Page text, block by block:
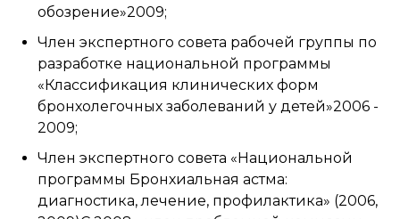
обозрение»2009;
Член экспертного совета рабочей группы по
разработке национальной программы
«Классификация клинических форм
бронхолегочных заболеваний у детей»2006 -
2009;
Член экспертного совета «Национальной
программы Бронхиальная астма:
диагностика, лечение, профилактика» (2006,